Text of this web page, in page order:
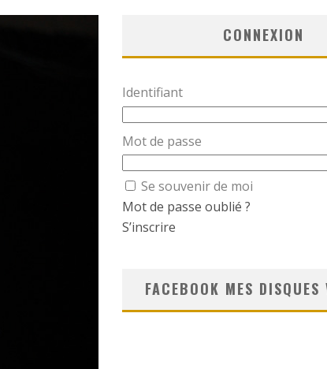
CONNEXION
Identifiant
Mot de passe
Se souvenir de moi
Mot de passe oublié ?
S’inscrire
FACEBOOK MES DISQUES